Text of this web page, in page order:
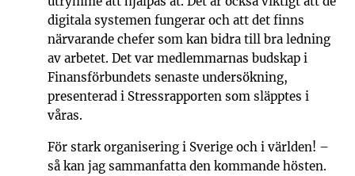
digitala systemen fungerar och att det finns
närvarande chefer som kan bidra till bra ledning
av arbetet. Det var medlemmarnas budskap i
Finansförbundets senaste undersökning,
presenterad i Stressrapporten som släpptes i
våras.
För stark organisering i Sverige och i världen! –
så kan jag sammanfatta den kommande hösten.